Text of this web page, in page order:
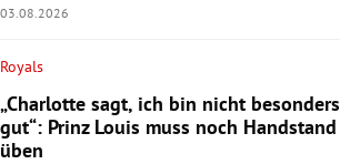
03.08.2026
Royals
„Charlotte sagt, ich bin nicht besonders
gut“: Prinz Louis muss noch Handstand
üben